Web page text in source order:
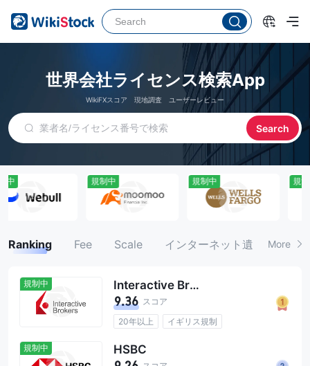
世界会社ライセンス検索App
WikiFXスコア 現地調査 ユーザーレビュー
Search
Ranking Fee Scale インターネット遺伝子More
規制中 Interactive Brokers
9.36 スコア
20年以上
イギリス規制
アメリカ合衆国規制
規制中 HSBC